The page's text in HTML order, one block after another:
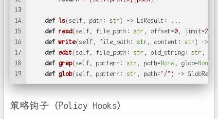
13
14
15
16
17
18
19
def ls(self, path: str) -> LsResult: ...
def read(self, file_path: str , offset=0, limit=2000
def write(self, file_path: str , content: str) ->
def edit(self, file_path: str , old_string: str ,
def grep(self, pattern: str , path=None, glob=None
def glob(self, pattern: str , path="/") ->
策略钩子（Policy Hooks）